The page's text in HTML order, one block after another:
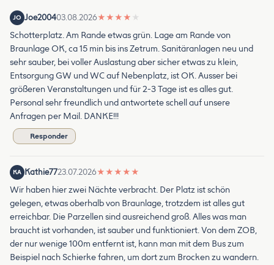
JO Joe200403.08.2026★ ★ ★ ★ ★
Schotterplatz. Am Rande etwas grün. Lage am Rande von
Braunlage OK, ca 15 min bis ins Zetrum. Sanitäranlagen neu und
sehr sauber, bei voller Auslastung aber sicher etwas zu klein,
Entsorgung GW und WC auf Nebenplatz, ist OK. Ausser bei
größeren Veranstaltungen und für 2-3 Tage ist es alles gut.
Personal sehr freundlich und antwortete schell auf unsere
Anfragen per Mail. DANKE!!!
Responder
KA Kathie7723.07.2026★ ★ ★ ★ ★
Wir haben hier zwei Nächte verbracht. Der Platz ist schön
gelegen, etwas oberhalb von Braunlage, trotzdem ist alles gut
erreichbar. Die Parzellen sind ausreichend groß. Alles was man
braucht ist vorhanden, ist sauber und funktioniert. Von dem ZOB,
der nur wenige 100m entfernt ist, kann man mit dem Bus zum
Beispiel nach Schierke fahren, um dort zum Brocken zu wandern.